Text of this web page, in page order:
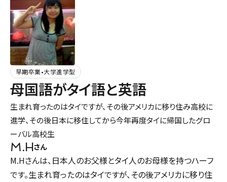
早期卒業•大学進学型
母国語がタイ語と英語
生まれ育ったのはタイですが、その後アメリカに移り住み高校に
進学、その後日本に移住してから今年再度タイに帰国したグロ
ーバル高校生
M.Hさん
M.Hさんは、日本人のお父様とタイ人のお母様を持つハーフ
です。生まれ育ったのはタイですが、その後アメリカに移り住